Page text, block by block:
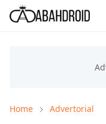
Home Advertorial